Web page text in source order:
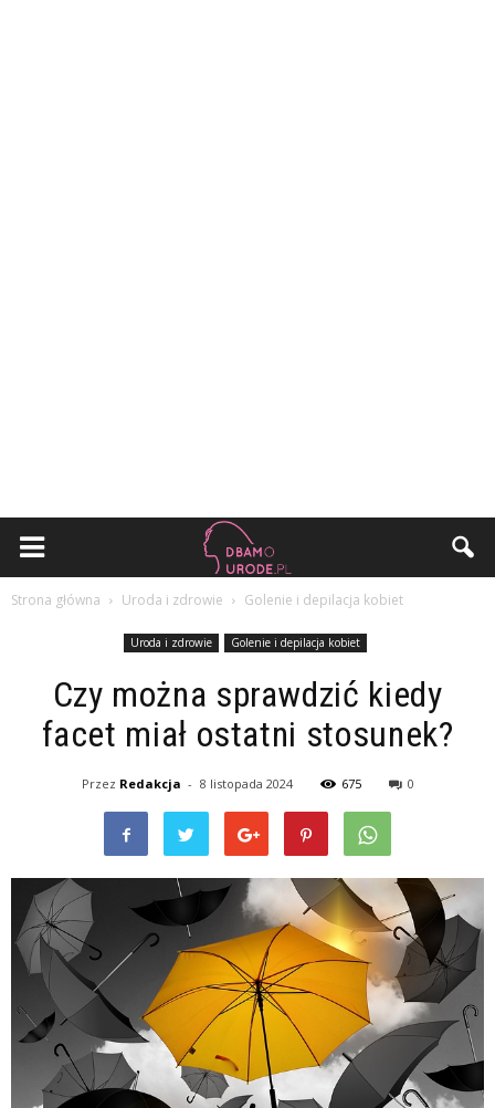
Strona główna Uroda i zdrowie Golenie i depilacja kobiet
Uroda i zdrowie Golenie i depilacja kobiet
Czy można sprawdzić kiedy
facet miał ostatni stosunek?
Przez Redakcja - 8 listopada 2024 675 0